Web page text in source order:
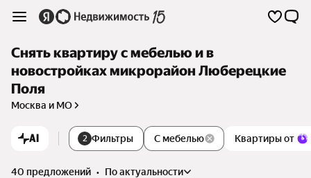
Снять квартиру с мебелью и в
новостройках микрорайон Люберецкие
Поля
Москва и МО
AI 2 Фильтры Квартиры от
С мебелью
40 предложений •
по актуальности